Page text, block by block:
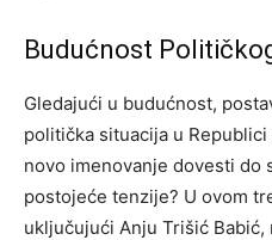
Budućnost
Gledajući u budućnost,
politička situacija u
novo imenovanje dovesti
postojeće tenzije? U ovom
uključujući Anju Trišić Babić,